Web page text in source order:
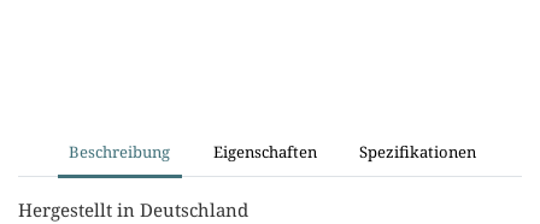
Beschreibung Eigenschaften Spezifikationen
Hergestellt in Deutschland